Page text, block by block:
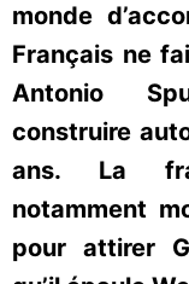
monde
Français ne
Antonio
construire
ans. La
notamment
pour attirer